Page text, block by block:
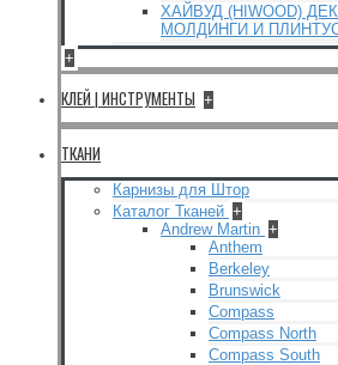
ХАЙВУД (HIWOOD)
МОЛДИНГИ И
+
КЛЕЙ | ИНСТРУМЕНТЫ +
ТКАНИ
Карнизы для Штор
Каталог Тканей +
Andrew Martin +
Anthem
Berkeley
Brunswick
Compass
Compass North
Compass South